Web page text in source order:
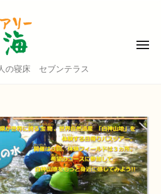
の寝床 セブンテラス
メ